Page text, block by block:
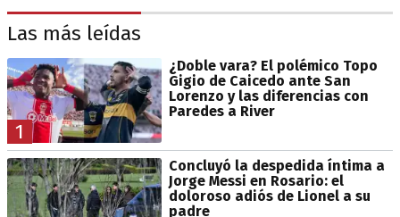
Las más leídas
1
¿Doble vara? El polémico Topo
Gigio de Caicedo ante San
Lorenzo y las diferencias con
Paredes a River
Concluyó la despedida íntima a
Jorge Messi en Rosario: el
doloroso adiós de Lionel a su
padre